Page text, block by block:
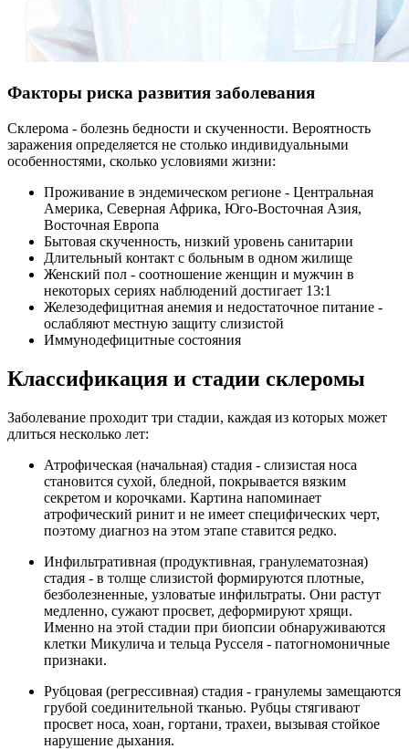
Факторы риска развития заболевания
Склерома - болезнь бедности и скученности. Вероятность
заражения определяется не столько индивидуальными
особенностями, сколько условиями жизни:
Проживание в эндемическом регионе - Центральная
Америка, Северная Африка, Юго-Восточная Азия,
Восточная Европа
Бытовая скученность, низкий уровень санитарии
Длительный контакт с больным в одном жилище
Женский пол - соотношение женщин и мужчин в
некоторых сериях наблюдений достигает 13:1
Железодефицитная анемия и недостаточное питание -
ослабляют местную защиту слизистой
Иммунодефицитные состояния
Классификация и стадии склеромы
Заболевание проходит три стадии, каждая из которых может
длиться несколько лет:
Атрофическая (начальная) стадия - слизистая носа
становится сухой, бледной, покрывается вязким
секретом и корочками. Картина напоминает
атрофический ринит и не имеет специфических черт,
поэтому диагноз на этом этапе ставится редко.
Инфильтративная (продуктивная, гранулематозная)
стадия - в толще слизистой формируются плотные,
безболезненные, узловатые инфильтраты. Они растут
медленно, сужают просвет, деформируют хрящи.
Именно на этой стадии при биопсии обнаруживаются
клетки Микулича и тельца Русселя - патогномоничные
признаки.
Рубцовая (регрессивная) стадия - гранулемы замещаются
грубой соединительной тканью. Рубцы стягивают
просвет носа, хоан, гортани, трахеи, вызывая стойкое
нарушение дыхания.